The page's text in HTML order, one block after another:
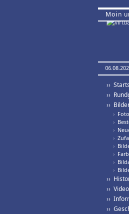
Moin
››
››
››
›
›
›
›
›
›
›
›
››
››
››
››